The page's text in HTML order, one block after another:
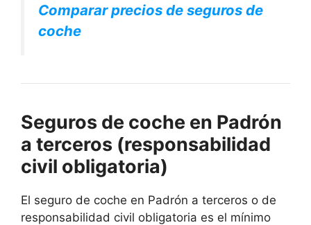
Comparar precios de seguros de
coche
Seguros de coche en Padrón
a terceros (responsabilidad
civil obligatoria)
El seguro de coche en Padrón a terceros o de
responsabilidad civil obligatoria es el mínimo